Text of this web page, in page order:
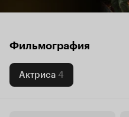
Фильмография
Актриса 4